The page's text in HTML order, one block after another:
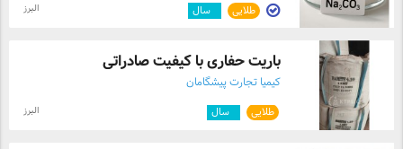
طلایی سال البرز
باریت حفاری با کیفیت صادراتی
کیمیا تجارت پیشگامان
طلایی سال البرز